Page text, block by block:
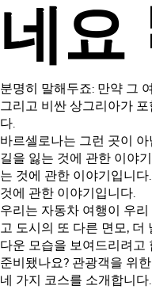
네요
분명히 말해두죠: 만약 그
그리고 비싼 상그리아가
다.
바르셀로나는 그런 곳이 아
길을 잃는 것에 관한 이야
는 것에 관한 이야기입니
것에 관한 이야기입니다.
우리는 자동차 여행이 우
고 도시의 또 다른 면모, 더
다운 모습을 보여드리려고
준비됐나요? 관광객을 위
네 가지 코스를 소개합니다